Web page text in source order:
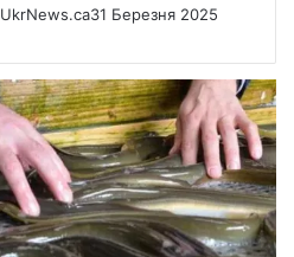
UkrNews.ca31 Березня 2025